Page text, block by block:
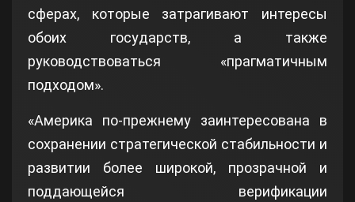
сферах, которые затрагивают интересы
обоих государств, а также
руководствоваться «прагматичным
подходом».
«Америка по-прежнему заинтересована в
сохранении стратегической стабильности и
развитии более широкой, прозрачной и
поддающейся верификации